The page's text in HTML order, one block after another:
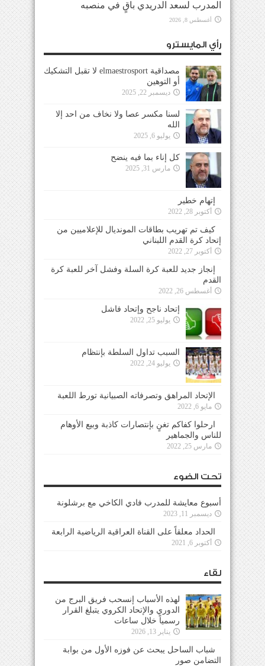
المدرب لسعد الدريدي باقٍ في منصبه
أغسطس 8, 2026
رأي المايسترو
مصداقية elmaestrosport لا تقبل التشكيك
أو التوهين
ديسمبر 22, 2025
لسنا مكسر عصا ولا نخاف من احد إلا
الله
يوليو 6, 2025
كل إناء بما فيه ينضح
مارس 31, 2025
إتهام خطير
أكتوبر 28, 2022
كيف تم تهريب بطاقات المونديال للإعلاميين من
إتحاد كرة القدم اللبناني
أكتوبر 27, 2022
إنجاز جديد للعبة كرة السلة وفشل آخر للعبة كرة
القدم
أغسطس 26, 2022
إتحاد ناجح وإتحاد فاشل
يوليو 25, 2022
السبب تداول السلطة بإنتظام
يوليو 24, 2022
الإتحاد المراهق وتصرفاته الصبيانية تورط اللعبة
مايو 6, 2022
ارحلوا كفاكم تغنٍ بإنتصارات كاذبة وبيع الأوهام
للناس والجماهير
مارس 25, 2022
تحت الضوء
أسبوع معايشة للمدرب فادي الكاخي مع برشلونة
ديسمبر 11, 2023
الحداد معلقاً على القناة العراقية الرياضية الرابعة
أكتوبر 6, 2021
لقاء
لهذه الأسباب إنسحب فريق البرج من
الدوري والإتحاد الكروي يتبلغ القرار
رسمياً خلال ساعات
يناير 13, 2026
شباب الساحل يبحث عن فوزه الأول من بوابة
التضامن صور